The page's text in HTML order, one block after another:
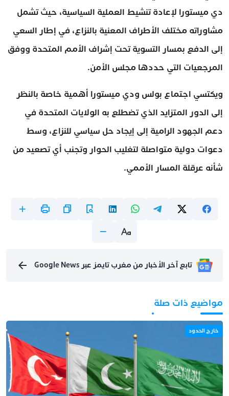
دي ميستورا لإعادة تنشيط العملية السياسية، حيث تشمل
مشاوراته مختلف الأطراف المعنية بالنزاع، في إطار السعي
إلى الدفع بمسار التسوية تحت إشراف الأمم المتحدة ووفق
المرجعيات التي حددها مجلس الأمن.
ويكتسي اجتماع بولس ودي ميستورا أهمية خاصة بالنظر
إلى الدور المتزايد الذي تضطلع به الولايات المتحدة في
دعم الجهود الرامية إلى إيجاد حل سياسي للنزاع، وسط
دعوات دولية متواصلة لتغليب الحوار وتجنب أي تصعيد من
شأنه عرقلة المسار الأممي.
تابع آخر الأخبار من مغرب تايمز عبر Google News
مواضيع ذات صلة
خارج الحدود